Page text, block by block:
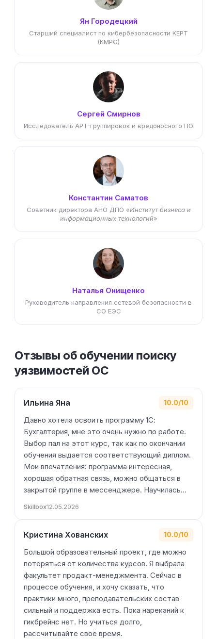
Ян Городецкий
Старший специалист по кибербезопасности KEPT
(KMPG)
Сергей Смирнов
Исследователь APT-группировок и вредоносного ПО
Константин Саматов
Советник директора АНО ДПО «Институт бизнеса и
информационных технологий»
Наталья Онищенко
Руководитель направления сетевой безопасности в
СО ЕЭС
Отзывы об обучении поиску
уязвимостей ОС
Ильина Яна 10.0/10
Давно хотела освоить программу 1С:
Бухгалтерия, мне это очень нужно по работе.
Выбор пал на этот курс, так как по окончании
обучения выдается соответствующий диплом.
Мои впечатления: программа интересная,
хорошая обратная связь, можно общаться в
закрытой группе в мессенджере. Научилась…
Skillbox12.05.2026
Кристина Хованских 10.0/10
Большой образовательный проект, где можно
потеряться от количества курсов. Я выбрала
факультет продакт-менеджмента. Сейчас в
процессе обучения, и хочу сказать, что
практики много, преподавательских состав
сильный и поддержка есть. Пока нареканий к
гикбрейнс нет. Но учиться долго,
рассчитывайте своё время.